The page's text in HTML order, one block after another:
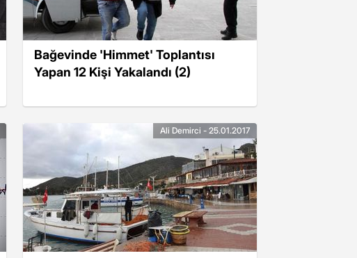
Bağevinde 'Himmet' Toplantısı
Yapan 12 Kişi Yakalandı (2)
Ali Demirci - 25.01.2017